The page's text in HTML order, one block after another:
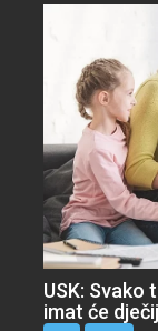
USK:
imat će